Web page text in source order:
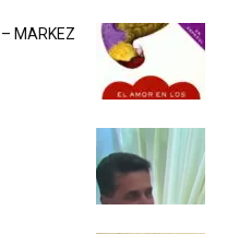
– MARKEZ